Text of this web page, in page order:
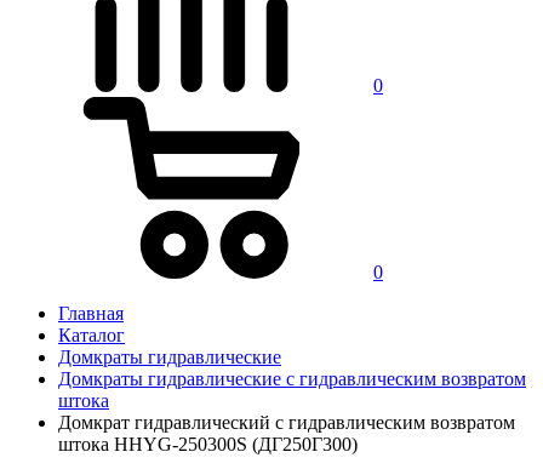
0
0
Главная
Каталог
Домкраты гидравлические
Домкраты гидравлические с гидравлическим возвратом
штока
Домкрат гидравлический с гидравлическим возвратом
штока HHYG-250300S (ДГ250Г300)